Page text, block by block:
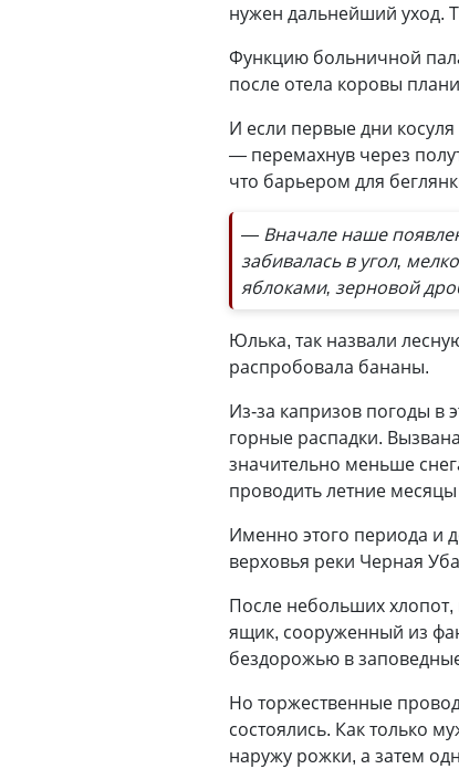
нужен дальнейший уход.
Функцию больничной
после отела коровы
И если первые дни
— перемахнув через
что барьером для
— Вначале наше
забивалась в угол,
яблоками, зерновой
Юлька, так назвали
распробовала бананы.
Из-за капризов погоды в
горные распадки.
значительно меньше
проводить летние
Именно этого периода и
верховья реки Черная
После небольших хлопот,
ящик, сооруженный из
бездорожью в
Но торжественные
состоялись. Как только
наружу рожки, а затем